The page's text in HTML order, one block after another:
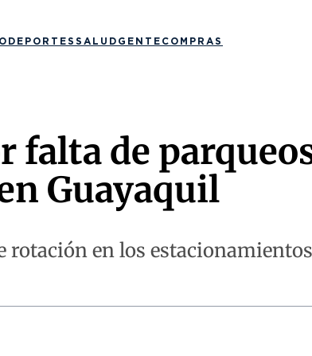
DEPORTES SALUD GENTE COMPRAS
falta de
Guayaquil
rotación en los